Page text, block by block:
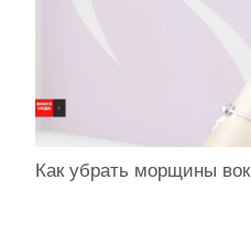
Как убрать морщины